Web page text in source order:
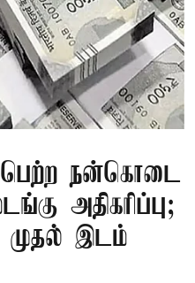
பெற்ற நன்கொடை
அதிகரிப்பு;
முதல் இடம்